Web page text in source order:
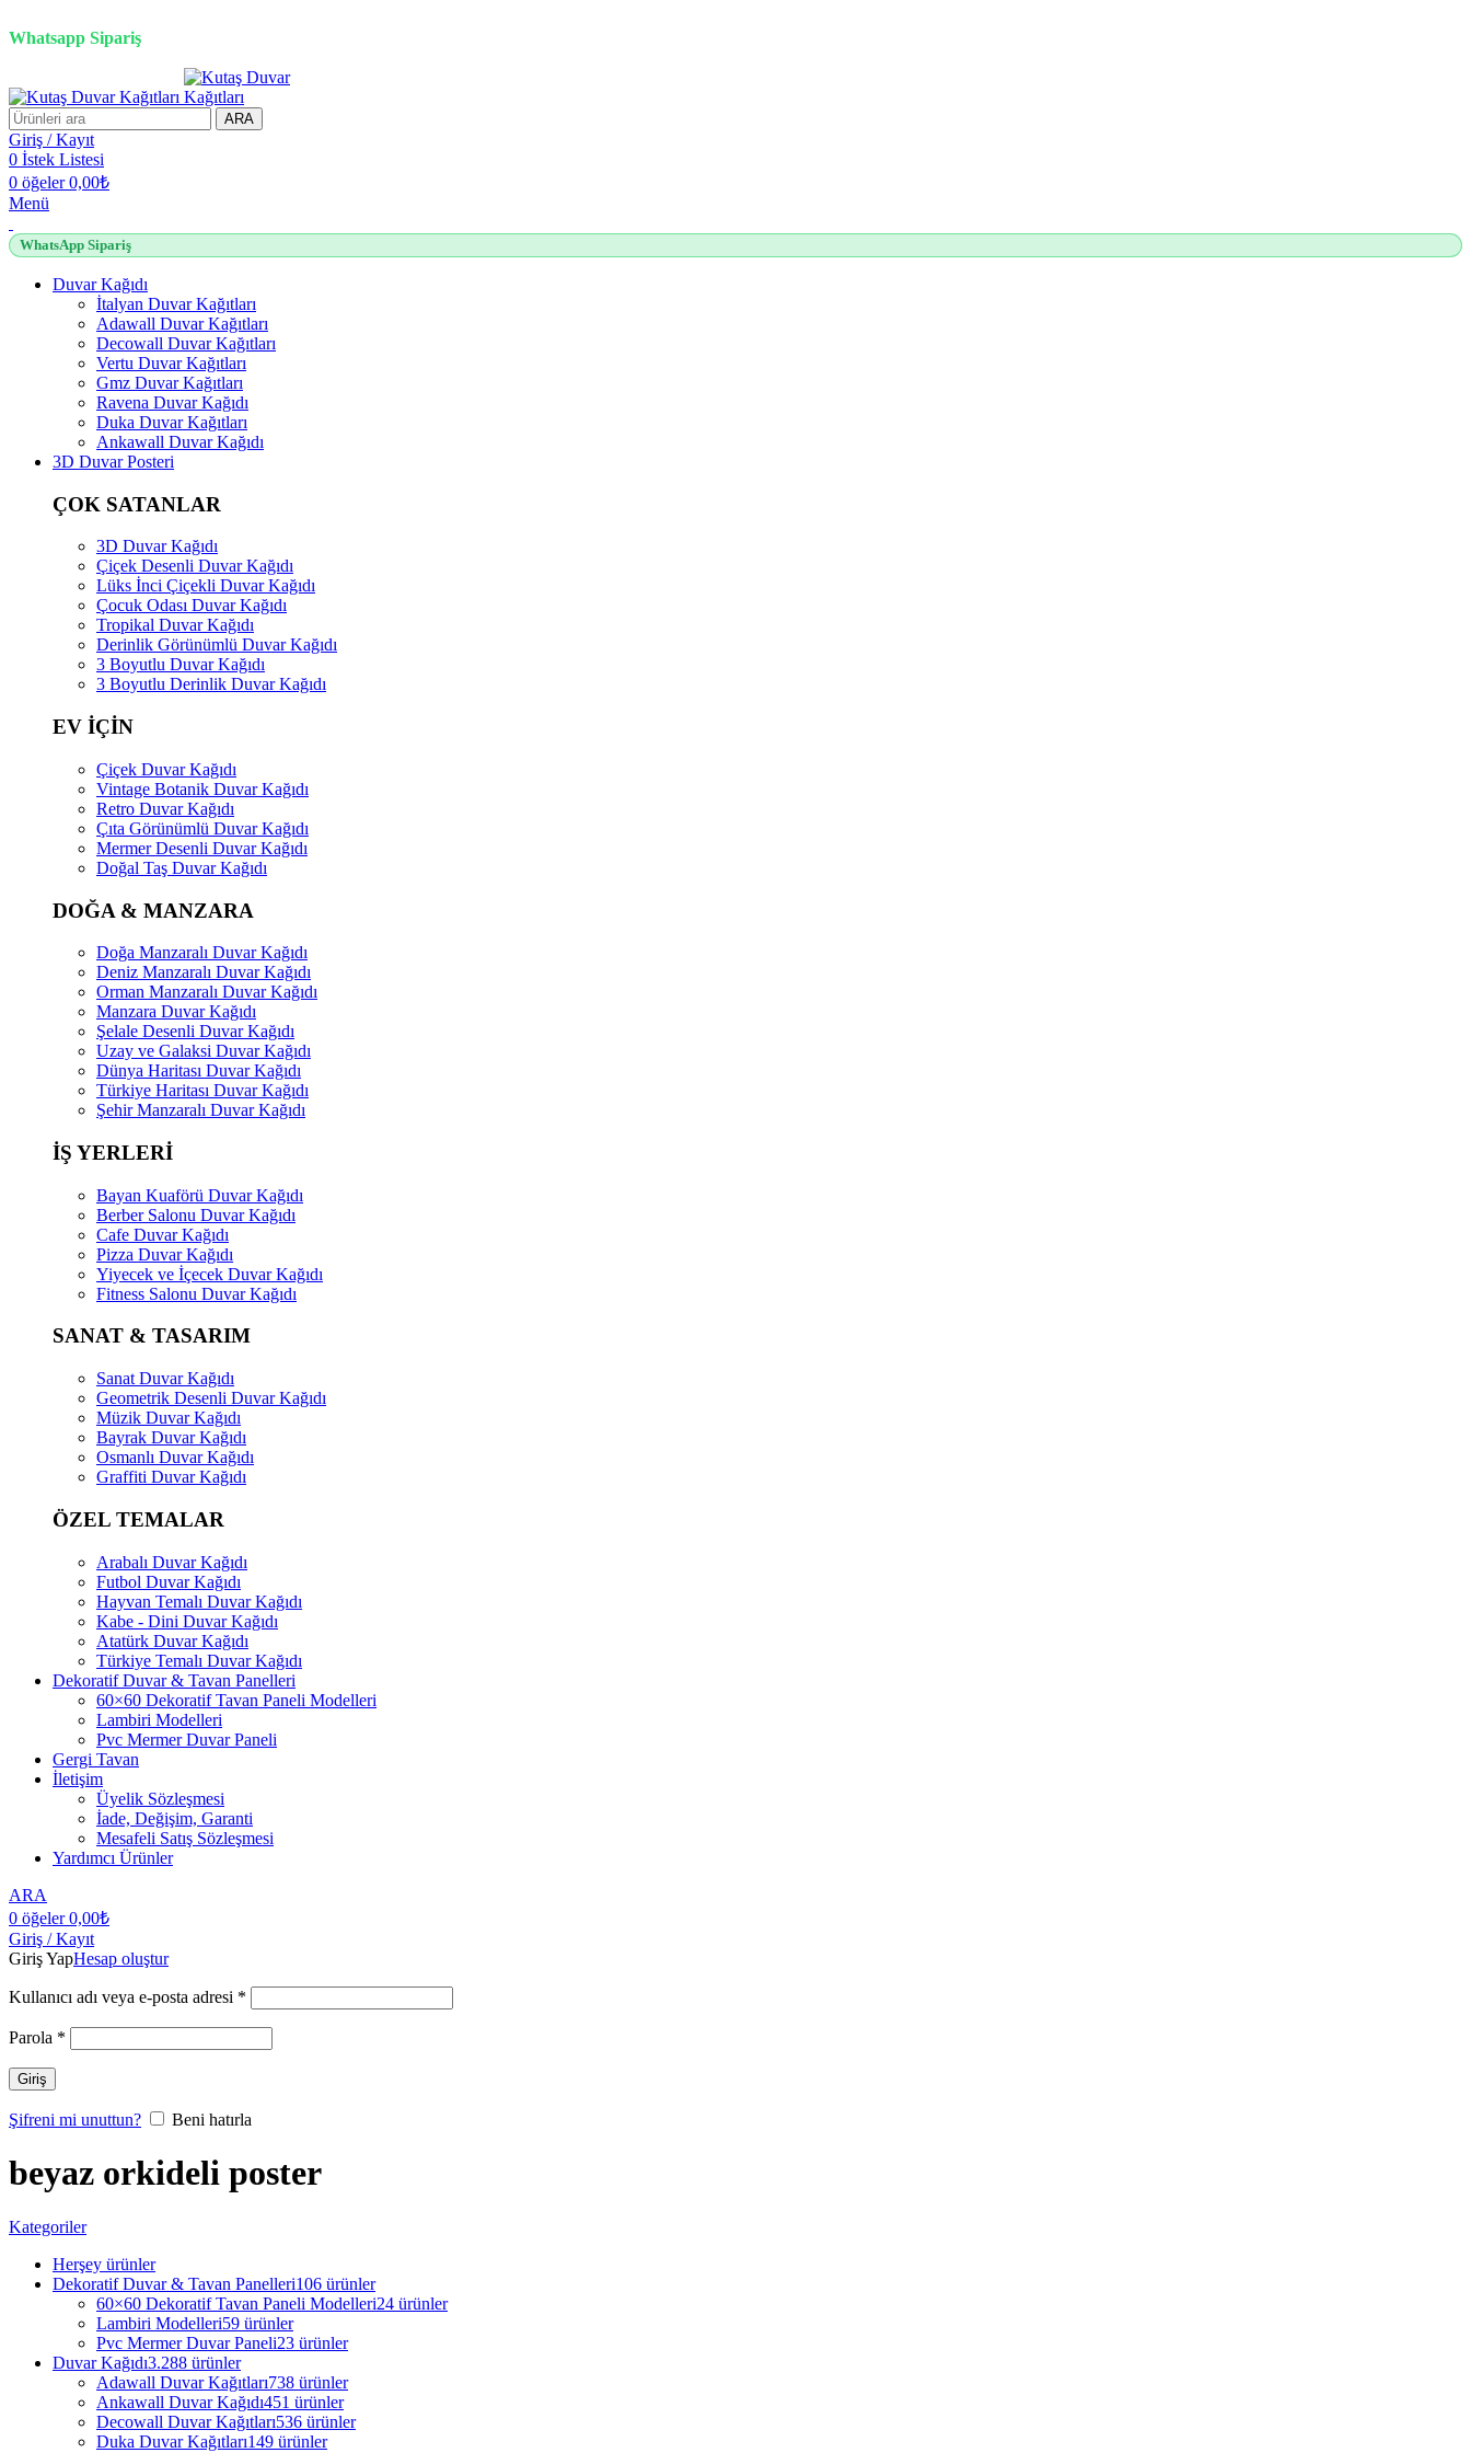
Whatsapp Sipariş
ARA
Giriş / Kayıt
0 İstek Listesi
0 öğeler 0,00₺
Menü
WhatsApp Sipariş
Duvar Kağıdı
İtalyan Duvar Kağıtları
Adawall Duvar Kağıtları
Decowall Duvar Kağıtları
Vertu Duvar Kağıtları
Gmz Duvar Kağıtları
Ravena Duvar Kağıdı
Duka Duvar Kağıtları
Ankawall Duvar Kağıdı
3D Duvar Posteri
ÇOK SATANLAR
3D Duvar Kağıdı
Çiçek Desenli Duvar Kağıdı
Lüks İnci Çiçekli Duvar Kağıdı
Çocuk Odası Duvar Kağıdı
Tropikal Duvar Kağıdı
Derinlik Görünümlü Duvar Kağıdı
3 Boyutlu Duvar Kağıdı
3 Boyutlu Derinlik Duvar Kağıdı
EV İÇİN
Çiçek Duvar Kağıdı
Vintage Botanik Duvar Kağıdı
Retro Duvar Kağıdı
Çıta Görünümlü Duvar Kağıdı
Mermer Desenli Duvar Kağıdı
Doğal Taş Duvar Kağıdı
DOĞA & MANZARA
Doğa Manzaralı Duvar Kağıdı
Deniz Manzaralı Duvar Kağıdı
Orman Manzaralı Duvar Kağıdı
Manzara Duvar Kağıdı
Şelale Desenli Duvar Kağıdı
Uzay ve Galaksi Duvar Kağıdı
Dünya Haritası Duvar Kağıdı
Türkiye Haritası Duvar Kağıdı
Şehir Manzaralı Duvar Kağıdı
İŞ YERLERİ
Bayan Kuaförü Duvar Kağıdı
Berber Salonu Duvar Kağıdı
Cafe Duvar Kağıdı
Pizza Duvar Kağıdı
Yiyecek ve İçecek Duvar Kağıdı
Fitness Salonu Duvar Kağıdı
SANAT & TASARIM
Sanat Duvar Kağıdı
Geometrik Desenli Duvar Kağıdı
Müzik Duvar Kağıdı
Bayrak Duvar Kağıdı
Osmanlı Duvar Kağıdı
Graffiti Duvar Kağıdı
ÖZEL TEMALAR
Arabalı Duvar Kağıdı
Futbol Duvar Kağıdı
Hayvan Temalı Duvar Kağıdı
Kabe - Dini Duvar Kağıdı
Atatürk Duvar Kağıdı
Türkiye Temalı Duvar Kağıdı
Dekoratif Duvar & Tavan Panelleri
60×60 Dekoratif Tavan Paneli Modelleri
Lambiri Modelleri
Pvc Mermer Duvar Paneli
Gergi Tavan
İletişim
Üyelik Sözleşmesi
İade, Değişim, Garanti
Mesafeli Satış Sözleşmesi
Yardımcı Ürünler
ARA
0 öğeler 0,00₺
Giriş / Kayıt
Giriş YapHesap oluştur
Kullanıcı adı veya e-posta adresi *
Parola *
Giriş
Şifreni mi unuttun? Beni hatırla
beyaz orkideli poster
Kategoriler
Herşey ürünler
Dekoratif Duvar & Tavan Panelleri106 ürünler
60×60 Dekoratif Tavan Paneli Modelleri24 ürünler
Lambiri Modelleri59 ürünler
Pvc Mermer Duvar Paneli23 ürünler
Duvar Kağıdı3.288 ürünler
Adawall Duvar Kağıtları738 ürünler
Ankawall Duvar Kağıdı451 ürünler
Decowall Duvar Kağıtları536 ürünler
Duka Duvar Kağıtları149 ürünler